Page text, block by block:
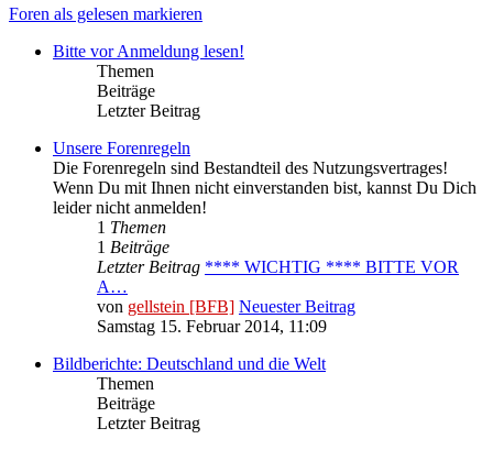
Foren als gelesen markieren
Bitte vor Anmeldung lesen!
Themen
Beiträge
Letzter Beitrag
Unsere Forenregeln
Die Forenregeln sind Bestandteil des Nutzungsvertrages!
Wenn Du mit Ihnen nicht einverstanden bist, kannst Du Dich
leider nicht anmelden!
1 Themen
1 Beiträge
Letzter Beitrag **** WICHTIG **** BITTE VOR
A…
von gellstein [BFB] Neuester Beitrag
Samstag 15. Februar 2014, 11:09
Bildberichte: Deutschland und die Welt
Themen
Beiträge
Letzter Beitrag